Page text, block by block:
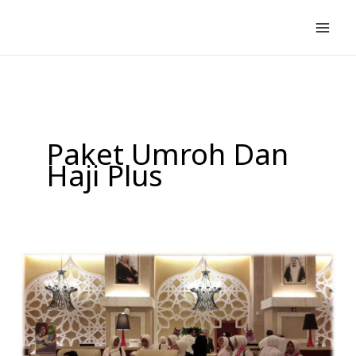
konten
Paket Umroh Dan
Haji Plus
Paket
Haji
Plus
2017
Dengan